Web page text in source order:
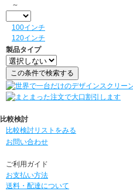
～
100インチ
120インチ
製品タイプ
比較検討
比較検討リストをみる
お問い合わせ
ご利用ガイド
お支払い方法
送料・配達について